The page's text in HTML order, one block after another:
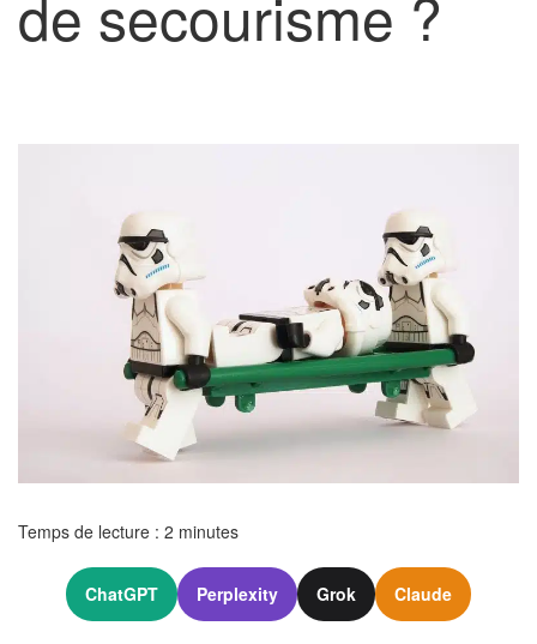
Temps de lecture : 2 minutes
ChatGPT Perplexity Grok Claude